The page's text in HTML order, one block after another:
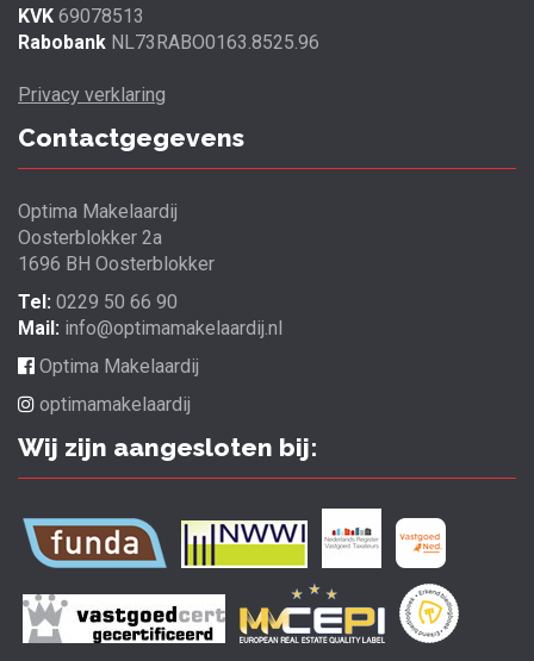
KVK 69078513
Rabobank NL73RABO0163.8525.96
Privacy verklaring
Contactgegevens
Optima Makelaardij
Oosterblokker 2a
1696 BH Oosterblokker
Tel: 0229 50 66 90
Mail: info@optimamakelaardij.nl
Optima Makelaardij
optimamakelaardij
Wij zijn aangesloten bij: